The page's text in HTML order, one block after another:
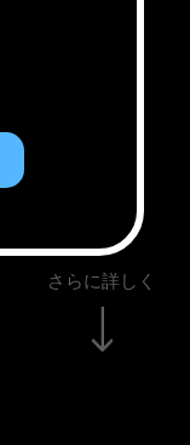
さらに詳しく